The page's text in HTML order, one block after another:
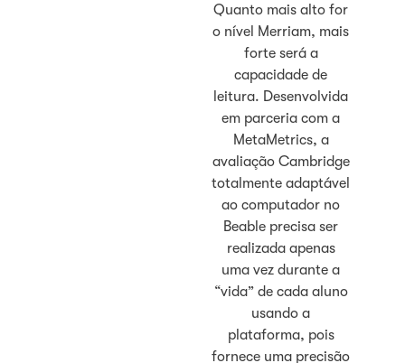
Quanto mais alto for
o nível Merriam, mais
forte será a
capacidade de
leitura. Desenvolvida
em parceria com a
MetaMetrics, a
avaliação Cambridge
totalmente adaptável
ao computador no
Beable precisa ser
realizada apenas
uma vez durante a
“vida” de cada aluno
usando a
plataforma, pois
fornece uma precisão